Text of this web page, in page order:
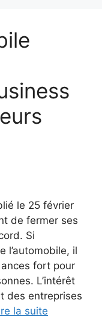
le 25 février
de fermer ses
Si
l’automobile, il
fort pour
L’intérêt
des entreprises
la suite